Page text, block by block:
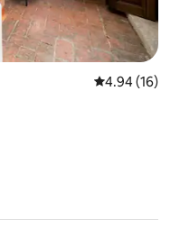
平均评分
4.94 (16)